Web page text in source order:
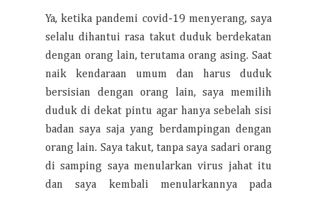
Ya, ketika pandemi covid-19 menyerang, saya
selalu dihantui rasa takut duduk berdekatan
dengan orang lain, terutama orang asing. Saat
naik kendaraan umum dan harus duduk
bersisian dengan orang lain, saya memilih
duduk di dekat pintu agar hanya sebelah sisi
badan saya saja yang berdampingan dengan
orang lain. Saya takut, tanpa saya sadari orang
di samping saya menularkan virus jahat itu
dan saya kembali menularkannya pada